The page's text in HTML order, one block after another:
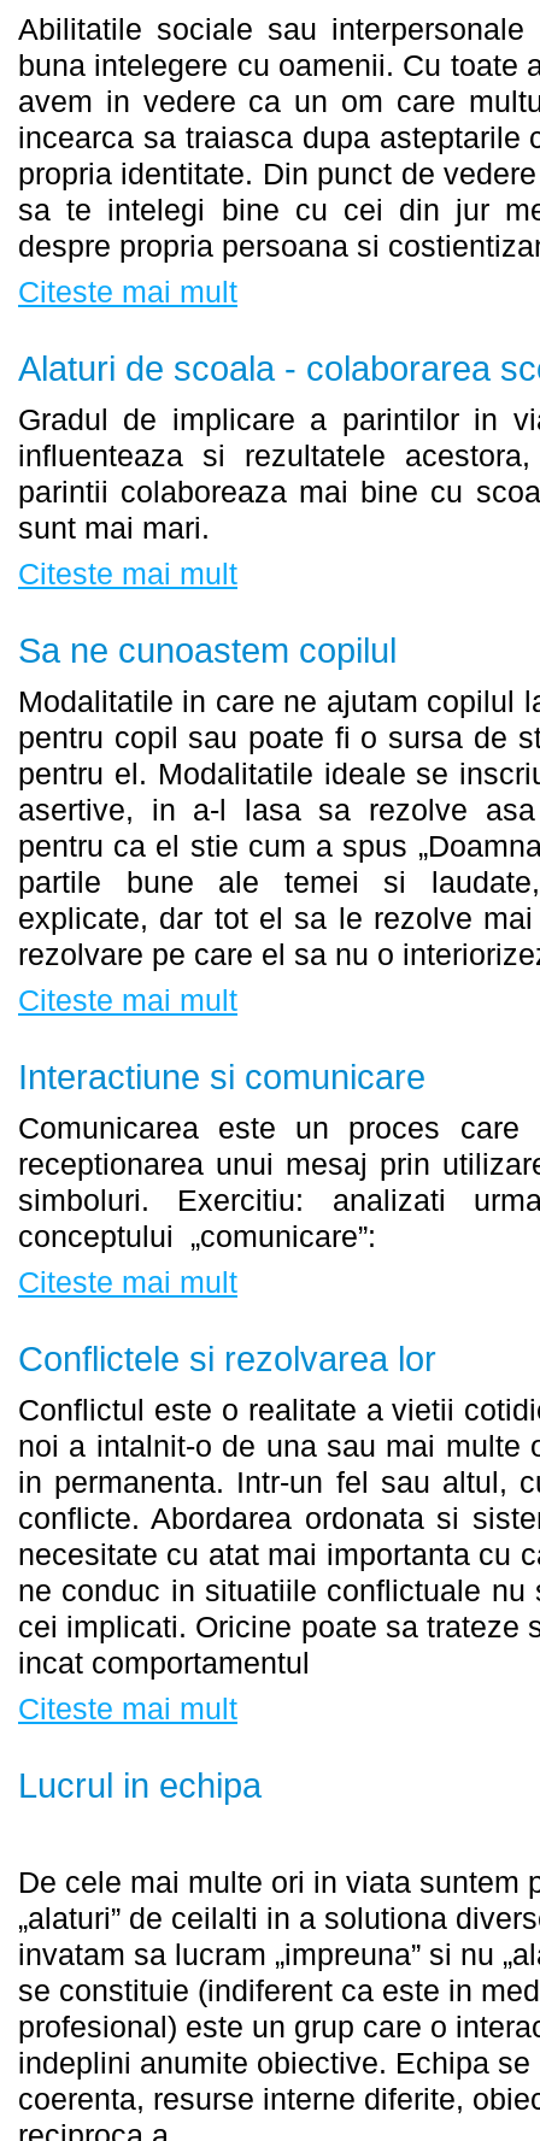
Abilitatile sociale sau
buna intelegere cu oamenii. Cu toate
avem in vedere ca un om care
incearca sa traiasca dupa asteptarile
propria identitate. Din punct de
sa te intelegi bine cu cei din jur
despre propria persoana si
Citeste mai mult
Alaturi de scoala - colaborarea
Gradul de implicare a parintilor in
influenteaza si rezultatele
parintii colaboreaza mai bine cu
sunt mai mari.
Citeste mai mult
Sa ne cunoastem copilul
Modalitatile in care ne ajutam copilul
pentru copil sau poate fi o sursa de
pentru el. Modalitatile ideale se
asertive, in a-l lasa sa rezolve
pentru ca el stie cum a spus
partile bune ale temei si
explicate, dar tot el sa le rezolve
rezolvare pe care el sa nu o
Citeste mai mult
Interactiune si comunicare
Comunicarea este un proces care
receptionarea unui mesaj prin
simboluri. Exercitiu: analizati
conceptului „comunicare”:
Citeste mai mult
Conflictele si rezolvarea lor
Conflictul este o realitate a vietii
noi a intalnit-o de una sau mai multe
in permanenta. Intr-un fel sau altul,
conflicte. Abordarea ordonata si
necesitate cu atat mai importanta cu
ne conduc in situatiile conflictuale nu
cei implicati. Oricine poate sa trateze
incat comportamentul
Citeste mai mult
Lucrul in echipa
De cele mai multe ori in viata suntem
„alaturi” de ceilalti in a solutiona
invatam sa lucram „impreuna” si nu
se constituie (indiferent ca este in
profesional) este un grup care o
indeplini anumite obiective. Echipa
coerenta, resurse interne diferite,